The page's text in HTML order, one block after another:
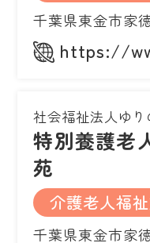
千葉県東金市家
https://
社会福祉法人ゆり
特別養護老
苑
介護老人福
千葉県東金市家